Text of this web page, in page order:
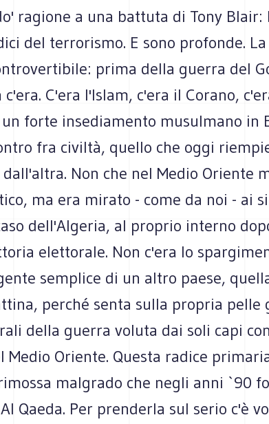
ragione a una battuta di Tony Blair:
del terrorismo. E sono profonde.
prima della guerra del
C'era l'Islam, c'era il Corano,
forte insediamento musulmano in
fra civiltà, quello che oggi
Non che nel Medio Oriente
ma era mirato - come da noi - ai
dell'Algeria, al proprio interno
elettorale. Non c'era lo
semplice di un altro paese,
perché senta sulla propria
della guerra voluta dai soli capi
Medio Oriente. Questa radice
malgrado che negli anni `90
Qaeda. Per prenderla sul serio c'è